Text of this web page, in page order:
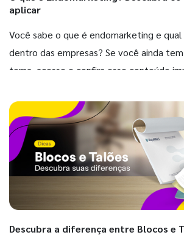
aplicar
Você sabe o que é endomarketing e
dentro das empresas? Se você ainda
tema, acesse e confira esse conteúdo
Descubra a diferença entre Blocos e